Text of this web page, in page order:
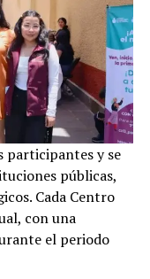
participantes y se
públicas,
Cada Centro
con una
el periodo